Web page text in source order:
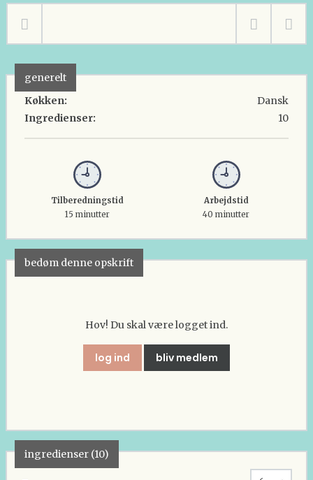
generelt
Køkken:
Ingredienser:
Dansk
10
Tilberedningstid
15 minutter
Arbejdstid
40 minutter
bedøm denne opskrift
Hov! Du skal være logget ind.
log ind bliv medlem
ingredienser (10)